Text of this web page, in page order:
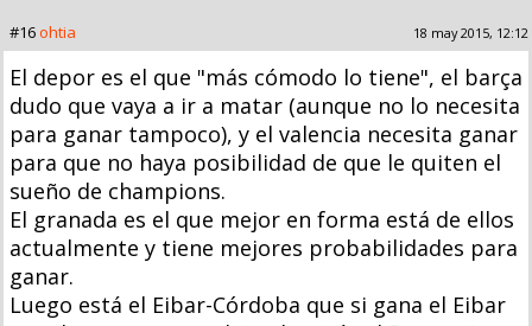
#16ohtia 18 may 2015, 12:12
El depor es el que "más cómodo lo tiene", el barça
dudo que vaya a ir a matar (aunque no lo necesita
para ganar tampoco), y el valencia necesita ganar
para que no haya posibilidad de que le quiten el
sueño de champions.
El granada es el que mejor en forma está de ellos
actualmente y tiene mejores probabilidades para
ganar.
Luego está el Eibar-Córdoba que si gana el Eibar